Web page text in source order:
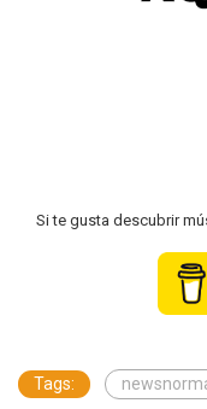
Si te gusta descubrir
Tags: